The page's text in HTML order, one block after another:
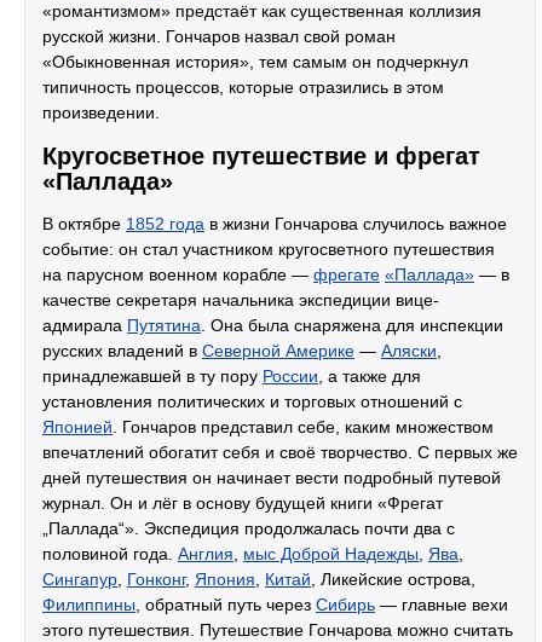
«романтизмом» предстаёт как существенная коллизия
русской жизни. Гончаров назвал свой роман
«Обыкновенная история», тем самым он подчеркнул
типичность процессов, которые отразились в этом
произведении.
Кругосветное путешествие и фрегат
«Паллада»
В октябре 1852 года в жизни Гончарова случилось важное
событие: он стал участником кругосветного путешествия
на парусном военном корабле — фрегате «Паллада» — в
качестве секретаря начальника экспедиции вице-
адмирала Путятина . Она была снаряжена для инспекции
русских владений в Северной Америке — Аляски
принадлежавшей в ту пору России , а также для
установления политических и торговых отношений с
Японией . Гончаров представил себе, каким множеством
впечатлений обогатит себя и своё творчество. С первых же
дней путешествия он начинает вести подробный путевой
журнал. Он и лёг в основу будущей книги «Фрегат
„Паллада“». Экспедиция продолжалась почти два с
половиной года. Англия мыс Доброй Надежды Ява
Сингапур Гонконг, Япония Китай , Ликейские острова,
Филиппины , обратный путь через Сибирь — главные вехи
этого путешествия. Путешествие Гончарова можно считать